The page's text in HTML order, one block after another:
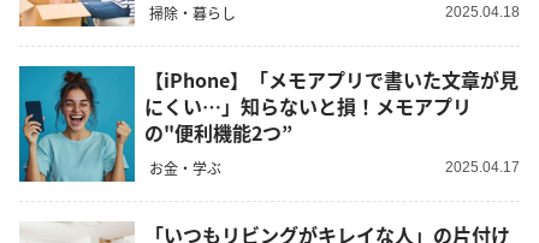
掃除・暮らし 2025.04.18
【iPhone】「メモアプリで書いた文章が見
にくい…」知らないと損！メモアプリ
の"便利機能2つ”
お金・学ぶ 2025.04.17
「いつもリビングがキレイな人」の片付け